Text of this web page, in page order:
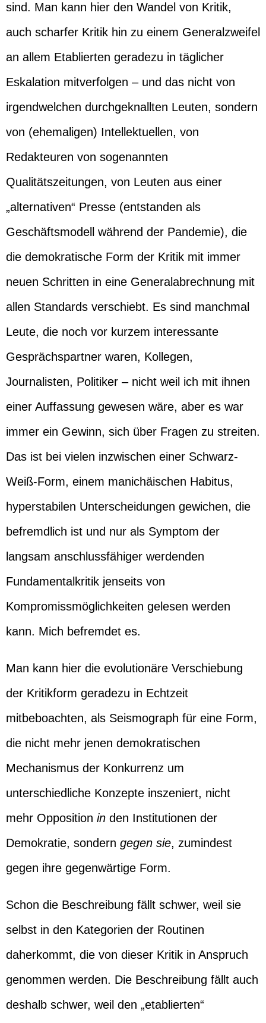
sind. Man kann hier den Wandel von Kritik,
auch scharfer Kritik hin zu einem Generalzweifel
an allem Etablierten geradezu in täglicher
Eskalation mitverfolgen – und das nicht von
irgendwelchen durchgeknallten Leuten, sondern
von (ehemaligen) Intellektuellen, von
Redakteuren von sogenannten
Qualitätszeitungen, von Leuten aus einer
„alternativen“ Presse (entstanden als
Geschäftsmodell während der Pandemie), die
die demokratische Form der Kritik mit immer
neuen Schritten in eine Generalabrechnung mit
allen Standards verschiebt. Es sind manchmal
Leute, die noch vor kurzem interessante
Gesprächspartner waren, Kollegen,
Journalisten, Politiker – nicht weil ich mit ihnen
einer Auffassung gewesen wäre, aber es war
immer ein Gewinn, sich über Fragen zu streiten.
Das ist bei vielen inzwischen einer Schwarz-
Weiß-Form, einem manichäischen Habitus,
hyperstabilen Unterscheidungen gewichen, die
befremdlich ist und nur als Symptom der
langsam anschlussfähiger werdenden
Fundamentalkritik jenseits von
Kompromissmöglichkeiten gelesen werden
kann. Mich befremdet es.
Man kann hier die evolutionäre Verschiebung
der Kritikform geradezu in Echtzeit
mitbeboachten, als Seismograph für eine Form,
die nicht mehr jenen demokratischen
Mechanismus der Konkurrenz um
unterschiedliche Konzepte inszeniert, nicht
mehr Opposition in den Institutionen der
Demokratie, sondern gegen sie, zumindest
gegen ihre gegenwärtige Form.
Schon die Beschreibung fällt schwer, weil sie
selbst in den Kategorien der Routinen
daherkommt, die von dieser Kritik in Anspruch
genommen werden. Die Beschreibung fällt auch
deshalb schwer, weil den „etablierten“